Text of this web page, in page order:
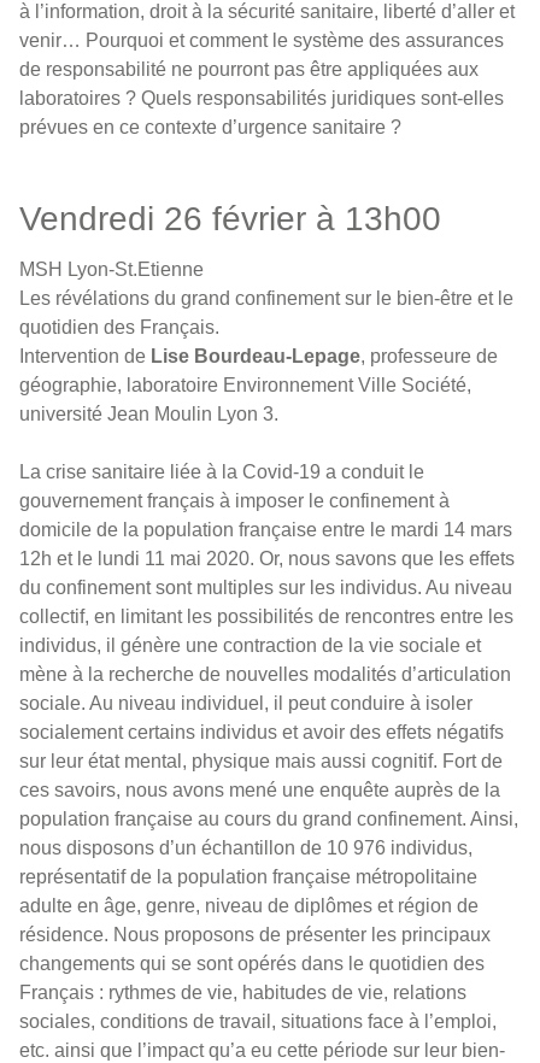
à l’information, droit à la sécurité sanitaire, liberté d’aller et
venir… Pourquoi et comment le système des assurances
de responsabilité ne pourront pas être appliquées aux
laboratoires ? Quels responsabilités juridiques sont-elles
prévues en ce contexte d’urgence sanitaire ?
Vendredi 26 février à 13h00
MSH Lyon-St.Etienne
Les révélations du grand confinement sur le bien‐être et le
quotidien des Français.
Intervention de Lise Bourdeau‐Lepage, professeure de
géographie, laboratoire Environnement Ville Société,
université Jean Moulin Lyon 3.
La crise sanitaire liée à la Covid‐19 a conduit le
gouvernement français à imposer le confinement à
domicile de la population française entre le mardi 14 mars
12h et le lundi 11 mai 2020. Or, nous savons que les effets
du confinement sont multiples sur les individus. Au niveau
collectif, en limitant les possibilités de rencontres entre les
individus, il génère une contraction de la vie sociale et
mène à la recherche de nouvelles modalités d’articulation
sociale. Au niveau individuel, il peut conduire à isoler
socialement certains individus et avoir des effets négatifs
sur leur état mental, physique mais aussi cognitif. Fort de
ces savoirs, nous avons mené une enquête auprès de la
population française au cours du grand confinement. Ainsi,
nous disposons d’un échantillon de 10 976 individus,
représentatif de la population française métropolitaine
adulte en âge, genre, niveau de diplômes et région de
résidence. Nous proposons de présenter les principaux
changements qui se sont opérés dans le quotidien des
Français : rythmes de vie, habitudes de vie, relations
sociales, conditions de travail, situations face à l’emploi,
etc. ainsi que l’impact qu’a eu cette période sur leur bien‐